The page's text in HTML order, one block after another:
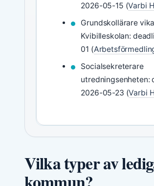
2026-05-15 (Varbi
Grundskollärare
Kvibilleskolan:
01 (
Socialsekreterare
utredningsenheten:
2026-05-23 (Varbi
Vilka typer av